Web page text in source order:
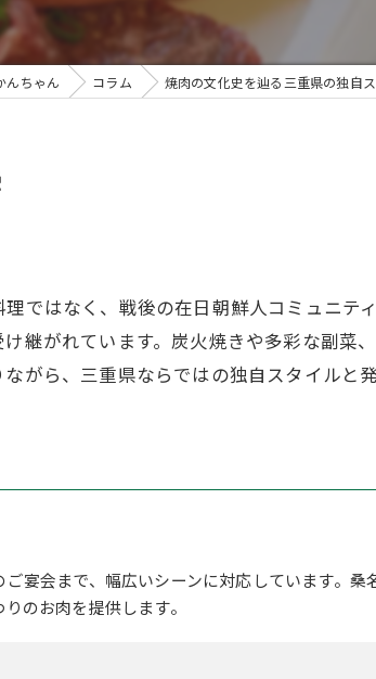
ディナー
んちゃん コラム 焼肉の文化史を辿る三重県の独自
はなく、戦後の在日朝鮮人コミュニテ
継がれています。炭火焼きや多彩な副菜
がら、三重県ならではの独自スタイルと
宴会まで、幅広いシーンに対応しています。桑
のお肉を提供します。